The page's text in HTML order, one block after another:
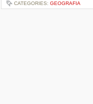
CATEGORIES: GEOGRAFIA